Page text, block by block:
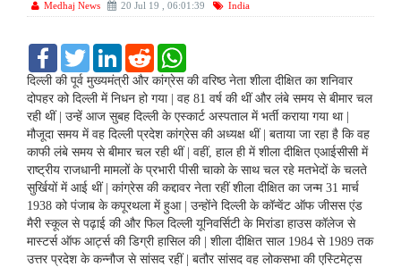
Medhaj News 20 Jul 19 , 06:01:39 India
F
c
e
o
o
k
T
i
t
e
r
L
n
k
d
I
n
R
d
d
i
t
a
t
s
A
p
p
दिल्ली की पूर्व मुख्यमंत्री और कांग्रेस की वरिष्ठ नेता शीला दीक्षित का शनिवार
दोपहर को दिल्ली में निधन हो गया | वह 81 वर्ष की थीं और लंबे समय से बीमार चल
रही थीं | उन्हें आज सुबह दिल्ली के एस्कार्ट अस्पताल में भर्ती कराया गया था |
मौजूदा समय में वह दिल्ली प्रदेश कांग्रेस की अध्यक्ष थीं | बताया जा रहा है कि वह
काफी लंबे समय से बीमार चल रही थीं | वहीं, हाल ही में शीला दीक्षित एआईसीसी में
राष्ट्रीय राजधानी मामलों के प्रभारी पीसी चाको के साथ चल रहे मतभेदों के चलते
सुर्खियों में आई थीं | कांग्रेस की कद्दावर नेता रहीं शीला दीक्षित का जन्म 31 मार्च
1938 को पंजाब के कपूरथला में हुआ | उन्होंने दिल्ली के कॉन्वेंट ऑफ जीसस एंड
मैरी स्कूल से पढ़ाई की और फिल दिल्ली यूनिवर्सिटी के मिरांडा हाउस कॉलेज से
मास्टर्स ऑफ आर्ट्स की डिग्री हासिल की | शीला दीक्षित साल 1984 से 1989 तक
उत्तर प्रदेश के कन्नौज से सांसद रहीं | बतौर सांसद वह लोकसभा की एस्टिमेट्स